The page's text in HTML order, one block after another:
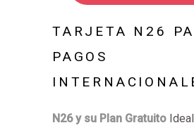
TARJETA N26
PAGOS
N26 y su Plan Gratuito